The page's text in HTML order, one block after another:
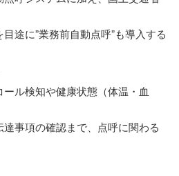
途に”業務前自動点呼”も導入する
ル検知や健康状態（体温・血
事項の確認まで、点呼に関わる